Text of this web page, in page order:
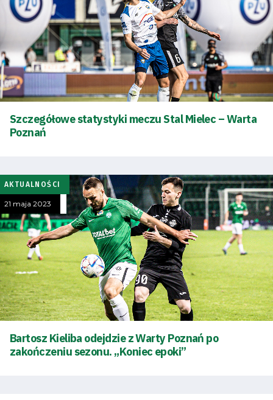
Tryb
oszczędności
energii
Dostępność
Klub
Tabela
i
terminarz
Bilety
Kontakt
Szczegółowe statystyki meczu Stal Mielec – Warta
Poznań
AKTUALNOŚCI
21 maja 2023
Bartosz Kieliba odejdzie z Warty Poznań po
zakończeniu sezonu. „Koniec epoki”